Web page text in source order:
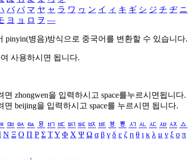
バ パ マ ヤ ャ ラ ワ ヮ ン イ ィ キ ギ シ ジ チ ヂ ニ
ヨ ョ ロ ヲ ―
pinyin(병음)방식으로 중국어를 변환할 수 있습니다.
사용하시면 됩니다.
면 zhongwen을 입력하시고 space를누르시면됩니다.
면 beijing을 입력하시고 space를 누르시면 됩니다.
ㅮ ㅯ ㅰ ㅱ ㅲ ㅳ ㅴ ㅵ ㅶ ㅷ ㅸ ㅹ ㅺ ㅻ ㅼ ㅽ ㅾ ㅿ
Ν Ξ Ο Π Ρ Σ ΤΥ Φ Χ Ψ Ω α β γ δ ε ζ η θ ι κ λ μ ν ξ ο π